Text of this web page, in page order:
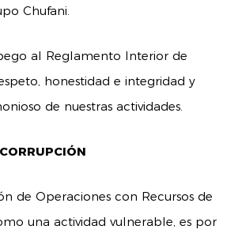
Chufani.
al Reglamento Interior de
honestidad e integridad y
de nuestras actividades.
de Operaciones con Recursos de
una actividad vulnerable, es por